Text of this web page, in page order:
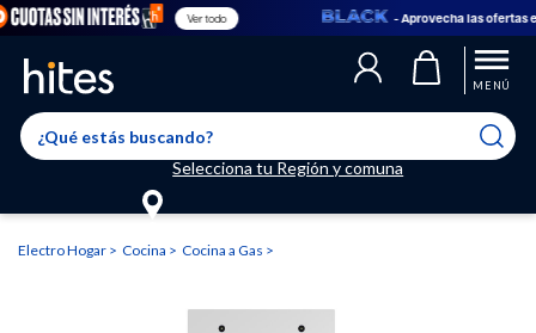
Ver todo - Aprovecha las ofertas en
MENÚ
Selecciona tu Región y comuna
El producto ha sido eliminado correctamente
El producto ha sido agregado a tu lista de favoritos correctamente
Llegaste al límite de productos favoritos permitidos, para agregar
uno nuevo ingresa a “Mi cuenta” y elimina los que ya no necesitas.
Electro Hogar Cocina Cocina a Gas